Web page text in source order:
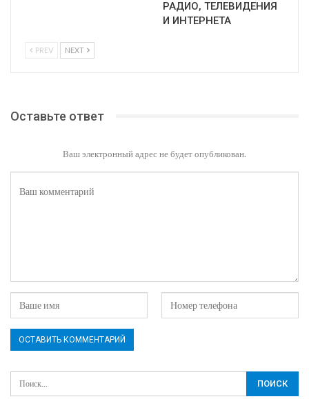
РАДИО, ТЕЛЕВИДЕНИЯ
И ИНТЕРНЕТА
PREV NEXT
Оставьте ответ
Ваш электронный адрес не будет опубликован.